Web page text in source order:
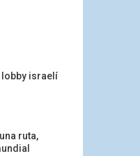
israelí
ruta,